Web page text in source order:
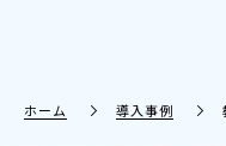
ホーム 導入事例